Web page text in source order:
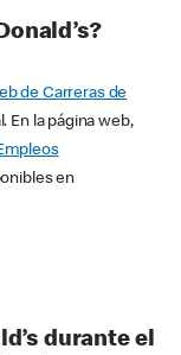
de Carreras de
En la página web,
en
durante el